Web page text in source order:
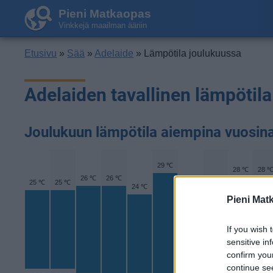
Pieni
If you wish
sensitive
confirm
continue
Pieni Matkaopas
Vinkkejä maailman ääriin
Etusivu » Sää » Adelaide » Lämpötila joulukuussa
Adelaiden tavallinen
Joulukuun lämpötila aiempina
25 ℃ 25 ℃
26 ℃ 26 ℃
24 ℃
29 ℃
26 ℃
28 ℃ 28 ℃